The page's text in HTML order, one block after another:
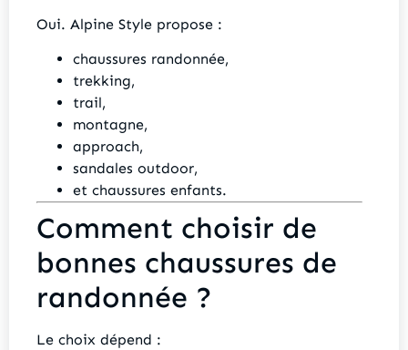
Oui. Alpine Style propose :
chaussures randonnée,
trekking,
trail,
montagne,
approach,
sandales outdoor,
et chaussures enfants.
Comment choisir de
bonnes chaussures de
randonnée ?
Le choix dépend :